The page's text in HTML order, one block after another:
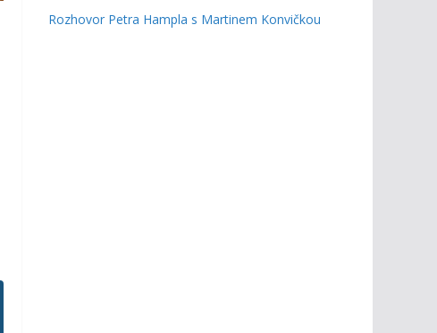
Rozhovor Petra Hampla s Martinem Konvičkou